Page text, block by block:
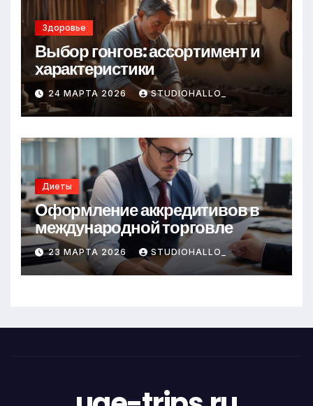
Здоровье
Выбор гонгов: ассортимент и
характеристики
24 МАРТА 2026 STUDIOHALLO_
Диеты
Оформление аккредитивов в
международной торговле
23 МАРТА 2026 STUDIOHALLO_